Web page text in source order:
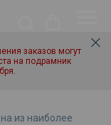
заказов могут
на подрамник
из наиболее